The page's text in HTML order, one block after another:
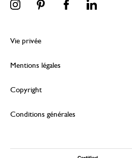
Vie privée
Mentions légales
Copyright
Conditions générales